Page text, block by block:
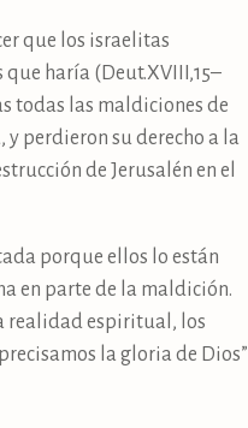
que los israelitas
haría (Deut.XVIII,15–
todas las maldiciones de
y perdieron su derecho a la
de Jerusalén en el
porque ellos lo están
en parte de la maldición.
realidad espiritual, los
la gloria de Dios”